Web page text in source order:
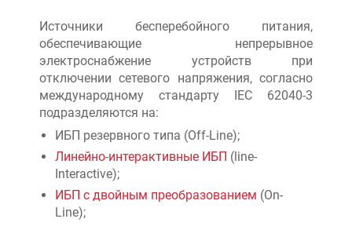
Источники бесперебойного питания,
обеспечивающие непрерывное
электроснабжение устройств при
отключении сетевого напряжения, согласно
международному стандарту IEC 62040-3
подразделяются на:
ИБП резервного типа (Off-Line);
Линейно-интерактивные ИБП (line-
Interactive);
ИБП с двойным преобразованием (On-
Line);